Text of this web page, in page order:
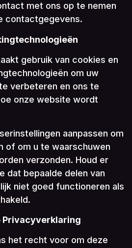
met ons op te nemen
contactgegevens.
gebruik van cookies en
om uw
verbeteren en ons te
onze website wordt
aanpassen om
of om u te waarschuwen
verzonden. Houd er
dat bepaalde delen van
niet goed functioneren als
Privacyverklaring
het recht voor om deze